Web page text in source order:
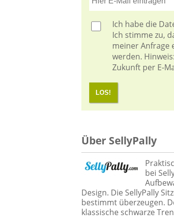
Ich habe die
Ich stimme zu,
meiner Anfrage
werden.
Zukunft per E-
LOS!
Über SellyPally
bei
Design. Die SellyPally
bestimmt überzeugen.
klassische schwarze